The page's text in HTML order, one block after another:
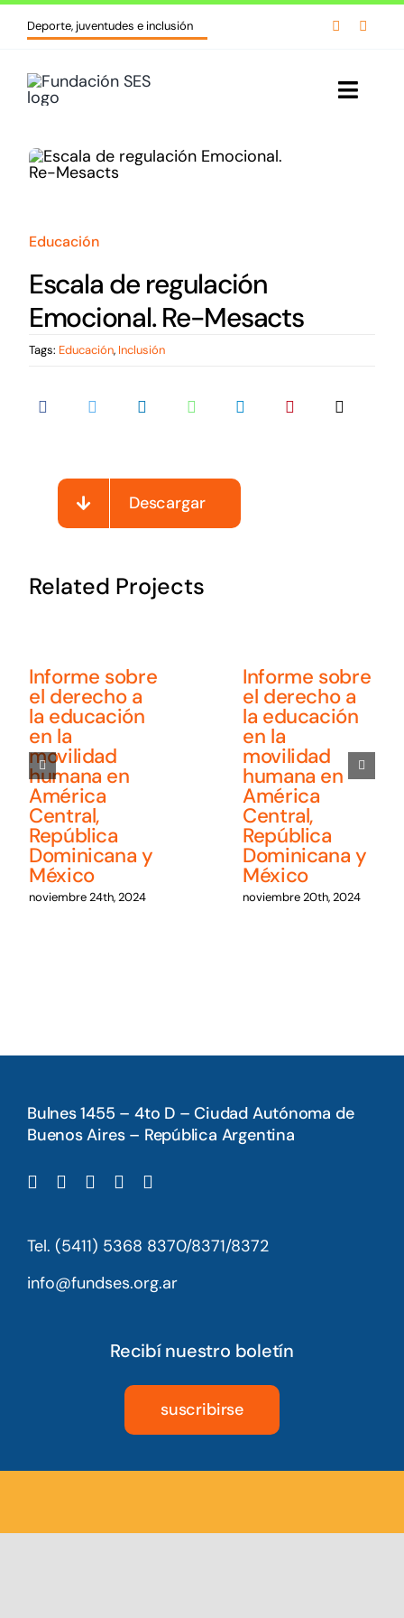
Skip
Deporte, juventudes e inclusión  
Inicio
Cursos y formaciones
Biblioteca
Noticias
Educación
Escala de regulación
Emocional. Re-Mesacts
Tags: Educación, Inclusión
Descargar
Related Projects
Informe sobre
el derecho a
la educación
en la
movilidad
humana en
América
Central,
República
Dominicana y
México
noviembre 24th, 2024
Informe sobre
el derecho a
la educación
en la
movilidad
humana en
América
Central,
República
Dominicana y
México
noviembre 20th, 2024
Bulnes 1455 – 4to D – Ciudad Autónoma de
Buenos Aires – República Argentina
Tel. (5411) 5368 8370/8371/8372
info@fundses.org.ar
Recibí nuestro boletín
suscribirse